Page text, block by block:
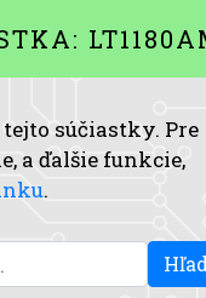
tejto súčiastky. Pre
a ďalšie funkcie,
.